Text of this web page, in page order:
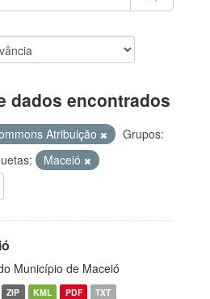
dados encontrados
Atribuição
Grupos:
Maceió
Município de Maceió
ZIP KML PDF TXT